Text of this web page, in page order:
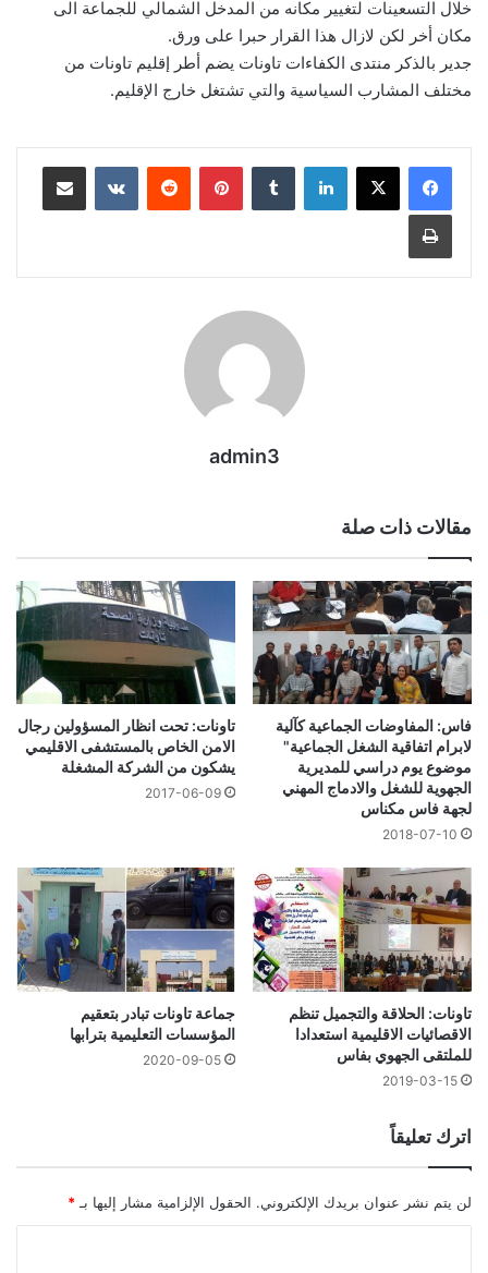
خلال التسعينات لتغيير مكانه من المدخل الشمالي للجماعة الى
مكان أخر لكن لازال هذا القرار حبرا على ورق.
جدير بالذكر منتدى الكفاءات تاونات يضم أطر إقليم تاونات من
مختلف المشارب السياسية والتي تشتغل خارج الإقليم.
لينكدإن بينتيريست مشاركة عبر البريد
طباعة
admin3
مقالات ذات صلة
فاس: المفاوضات الجماعية كآلية
لابرام اتفاقية الشغل الجماعية"
موضوع يوم دراسي للمديرية
الجهوية للشغل والادماج المهني
لجهة فاس مكناس
2018-07-10
تاونات: تحت انظار المسؤولين رجال
الامن الخاص بالمستشفى الاقليمي
يشكون من الشركة المشغلة
2017-06-09
تاونات: الحلاقة والتجميل تنظم
الاقصائيات الاقليمية استعدادا
للملتقى الجهوي بفاس
2019-03-15
جماعة تاونات تبادر بتعقيم
المؤسسات التعليمية بترابها
2020-09-05
اترك تعليقاً
لن يتم نشر عنوان بريدك الإلكتروني. الحقول الإلزامية مشار إليها بـ *